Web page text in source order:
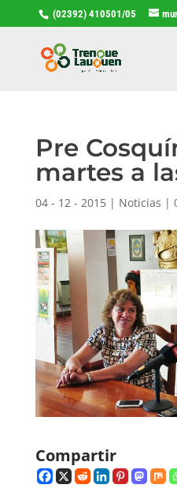
(02392) 410501/05
Pre
martes a
04 - 12 - 2015| Noticias |
Compartir